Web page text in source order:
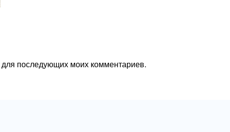
последующих моих комментариев.